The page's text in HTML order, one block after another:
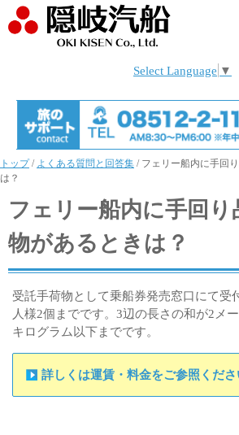
Select Language ▼
トップ/ よくある質問と回答集 / フェリー船内に手回
は？
フェリー船内に手回り
物があるときは？
受託手荷物として乗船券発売窓口にて受
人様2個までです。3辺の長さの和が2メ
キログラム以下までです。
詳しくは運賃・料金をご参照くださ